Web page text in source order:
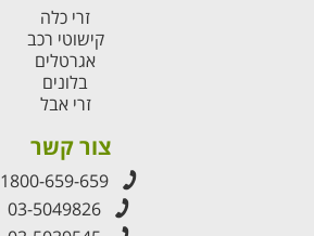
זרי כלה
קישוטי רכב
אגרטלים
בלונים
זרי אבל
צור קשר
1800-659-659
03-5049826